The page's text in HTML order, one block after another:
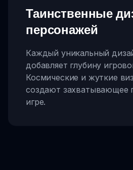
Таинственные
персонажей
Каждый уникальный
добавляет глубину
Космические и жуткие
создают захватывающее
игре.